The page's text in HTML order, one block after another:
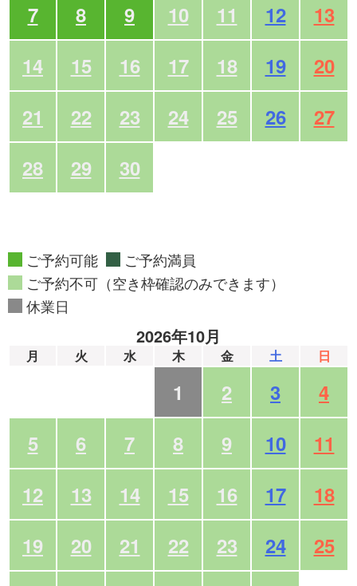
7 8 9 10 11 12
13
14
15 16 17 18 19
20
21
22 23 24 25 26
27
28
29 30
ご予約可能
ご予約満員
ご予約不可（空き枠確認のみできます）
休業日
2026年10月
月 火 水 木 金 土 日
1 2 3
4
5
6 7 8 9 10
11
12
13 14 15 16 17
18
19
20 21 22 23 24
25